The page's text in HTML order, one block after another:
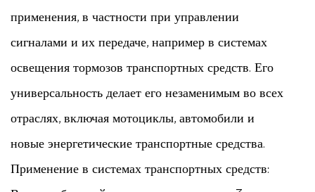
применения, в частности при управлении
сигналами и их передаче, например в системах
освещения тормозов транспортных средств. Его
универсальность делает его незаменимым во всех
отраслях, включая мотоциклы, автомобили и
новые энергетические транспортные средства.
Применение в системах транспортных средств: